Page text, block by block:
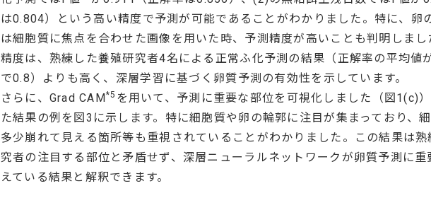
は0.804）という高い精度で予測が可能であることがわかりました。特に、卵
は細胞質に焦点を合わせた画像を用いた時、予測精度が高いことも判明しまし
精度は、熟練した養殖研究者4名による正常ふ化予測の結果（正解率の平均値
で0.8）よりも高く、深層学習に基づく卵質予測の有効性を示しています。
さらに、Grad CAM*5 を用いて、予測に重要な部位を可視化しました（図1(c)
た結果の例を図3に示します。特に細胞質や卵の輪郭に注目が集まっており、
多少崩れて見える箇所等も重視されていることがわかりました。この結果は
究者の注目する部位と矛盾せず、深層ニューラルネットワークが卵質予測に重
えている結果と解釈できます。